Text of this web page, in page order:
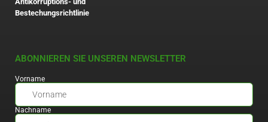
Bestechungsrichtlinie
ABONNIEREN SIE UNSEREN NEWSLETTER
Vorname
Nachname